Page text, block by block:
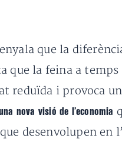
que la
que la feina a
reduïda i provoca
nova visió de l’economia
desenvolupen